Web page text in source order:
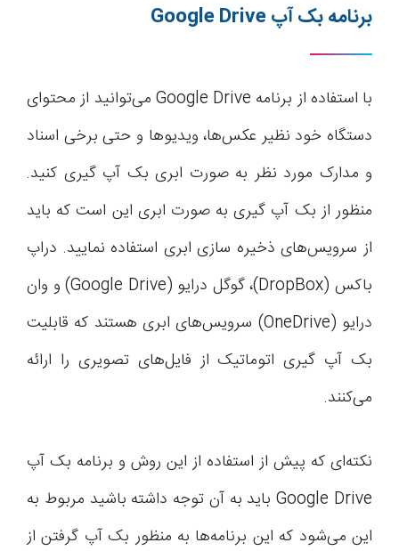
برنامه بک آپGoogle Drive
با استفاده از برنامه Google Drive می‌توانید از محتوای
دستگاه خود نظیر عکس‌ها، ویدیوها و حتی برخی اسناد
و مدارک مورد نظر به صورت ابری بک آپ گیری کنید.
منظور از بک آپ گیری به صورت ابری این است که باید
از سرویس‌های ذخیره سازی ابری استفاده نمایید. دراپ
باکس (DropBox)، گوگل درایو (Google Drive) و وان
درایو (OneDrive) سرویس‌های ابری هستند که قابلیت
بک آپ گیری اتوماتیک از فایل‌های تصویری را ارائه
می‌کنند.
نکته‌ای که پیش از استفاده از این روش و برنامه بک آپ
Google Drive باید به آن توجه داشته باشید مربوط به
این می‌شود که این برنامه‌ها به منظور بک آپ گرفتن از